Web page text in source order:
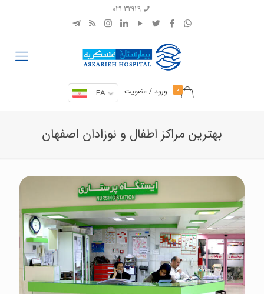
031-32929
0 ورود / عضویت FA
بهترین مراکز اطفال و نوزادان اصفهان